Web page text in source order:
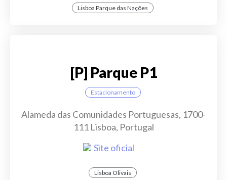
Lisboa Parque das Nações
[P] Parque P1
Estacionamento
Alameda das Comunidades Portuguesas, 1700-
111 Lisboa, Portugal
Site oficial
Lisboa Olivais